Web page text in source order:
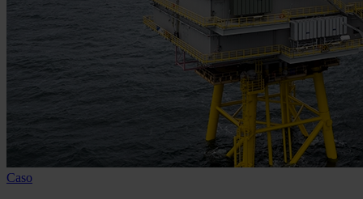
Caso